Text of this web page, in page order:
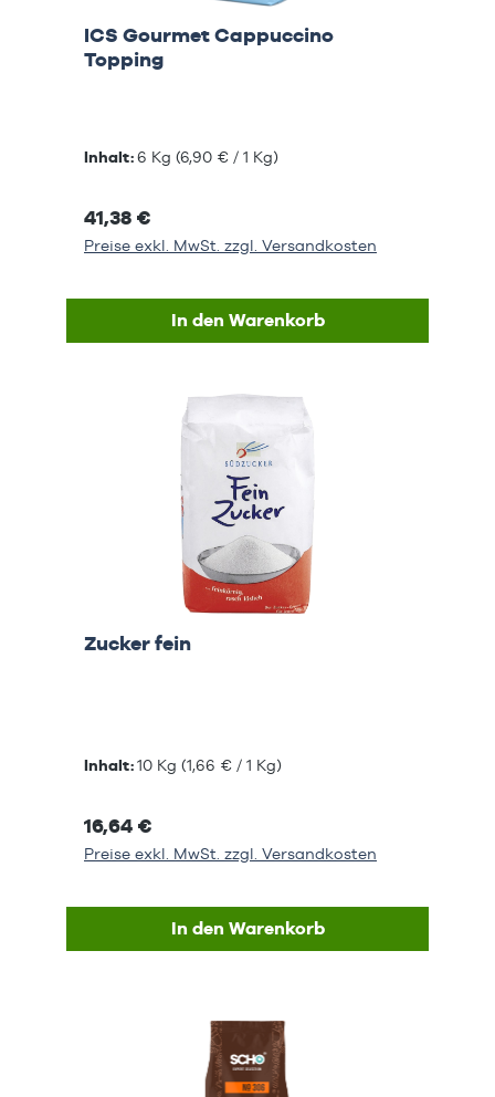
ICS Gourmet Cappuccino
Topping
Inhalt:6 Kg (6,90 € / 1 Kg)
41,38 €
Preise exkl. MwSt. zzgl. Versandkosten
In den Warenkorb
Zucker fein
Inhalt:10 Kg (1,66 € / 1 Kg)
16,64 €
Preise exkl. MwSt. zzgl. Versandkosten
In den Warenkorb